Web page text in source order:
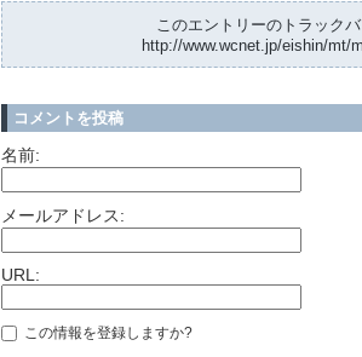
このエントリーのトラック
http://www.wcnet.jp/eishin/mt/
コメントを投稿
名前:
メールアドレス:
URL:
この情報を登録しますか?